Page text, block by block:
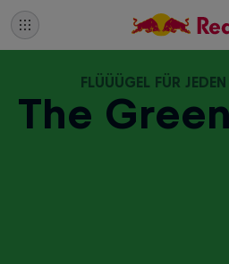
The
FLÜÜÜGEL FÜR